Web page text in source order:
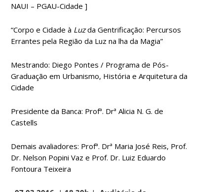
NAUI – PGAU-Cidade ]
“Corpo e Cidade à Luzda Gentrificação: Percursos
Errantes pela Região da Luz na lha da Magia”
Mestrando: Diego Pontes / Programa de Pós-
Graduação em Urbanismo, História e Arquitetura da
Cidade
Presidente da Banca: Profª. Drª Alicia N. G. de
Castells
Demais avaliadores: Profª. Drª Maria José Reis, Prof.
Dr. Nelson Popini Vaz e Prof. Dr. Luiz Eduardo
Fontoura Teixeira